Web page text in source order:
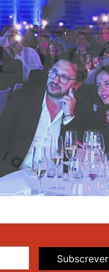
Subscrever